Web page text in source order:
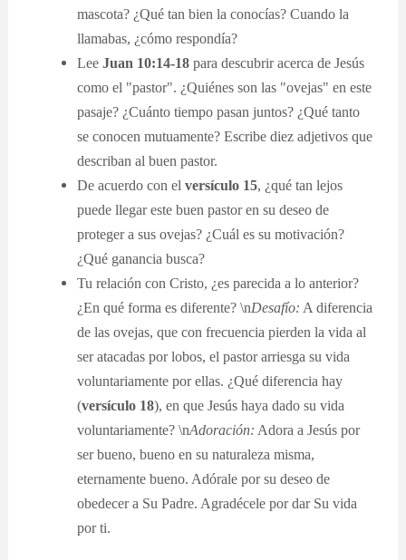
mascota? ¿Qué tan bien la conocías? Cuando la
llamabas, ¿cómo respondía?
Lee Juan 10:14-18para descubrir acerca de Jesús
como el "pastor". ¿Quiénes son las "ovejas" en este
pasaje? ¿Cuánto tiempo pasan juntos? ¿Qué tanto
se conocen mutuamente? Escribe diez adjetivos que
describan al buen pastor.
De acuerdo con el versículo 15, ¿qué tan lejos
puede llegar este buen pastor en su deseo de
proteger a sus ovejas? ¿Cuál es su motivación?
¿Qué ganancia busca?
Tu relación con Cristo, ¿es parecida a lo anterior?
¿En qué forma es diferente? \nDesafío: A diferencia
de las ovejas, que con frecuencia pierden la vida al
ser atacadas por lobos, el pastor arriesga su vida
voluntariamente por ellas. ¿Qué diferencia hay
(versículo 18), en que Jesús haya dado su vida
voluntariamente? \nAdoración: Adora a Jesús por
ser bueno, bueno en su naturaleza misma,
eternamente bueno. Adórale por su deseo de
obedecer a Su Padre. Agradécele por dar Su vida
por ti.